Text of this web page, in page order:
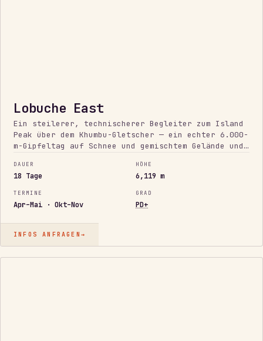
Lobuche East
Ein steilerer, technischerer Begleiter zum Island
Peak über dem Khumbu-Gletscher — ein echter 6.000-
m-Gipfeltag auf Schnee und gemischtem Gelände und
DAUER
18 Tage
HÖHE
6,119 m
TERMINE
Apr–Mai · Okt–Nov
GRAD
PD+
INFOS ANFRAGEN →